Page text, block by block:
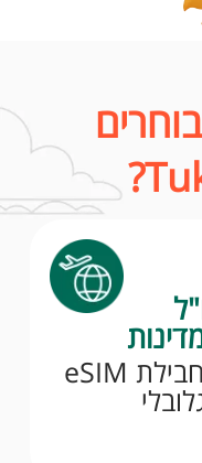
עם אפשרות לרכישת חבילת eSIM